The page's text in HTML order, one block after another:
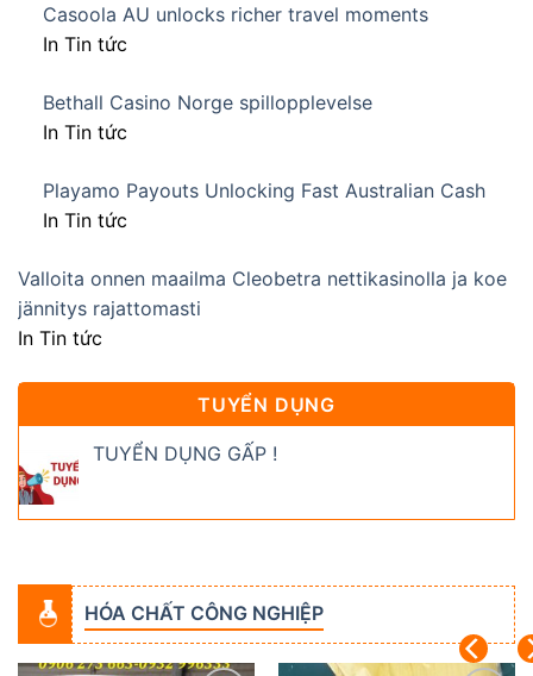
Casoola AU unlocks richer travel moments
In Tin tức
Bethall Casino Norge spillopplevelse
In Tin tức
Playamo Payouts Unlocking Fast Australian Cash
In Tin tức
Valloita onnen maailma Cleobetra nettikasinolla ja koe
jännitys rajattomasti
In Tin tức
TUYỂN DỤNG
TUYỂN DỤNG GẤP !
HÓA CHẤT CÔNG NGHIỆP